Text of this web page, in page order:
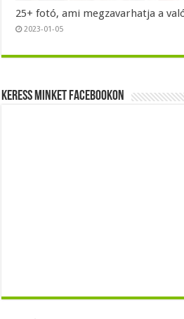
25+ fotó, ami megzavarhatja a
2023-01-05
Keress minket Facebookon